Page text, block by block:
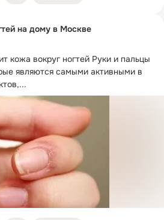
на дому в Москве
кожа вокруг ногтей Руки и пальцы
являются самыми активными в